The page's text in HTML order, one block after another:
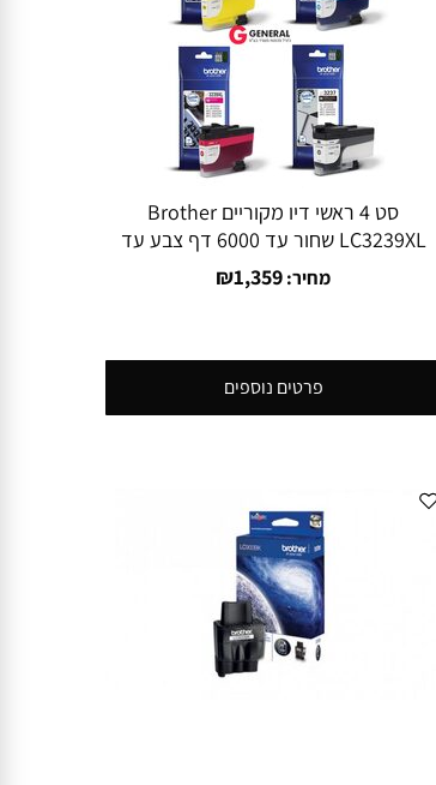
סט 4 ראשי דיו מקוריים Brother
LC3239XL שחור עד 6000 דף צבע עד
5000 דףמחיר: ₪1,359
פרטים נוספים